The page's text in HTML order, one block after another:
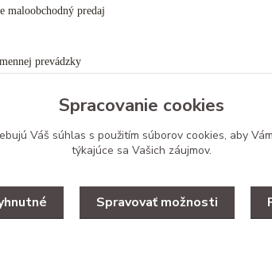
maloobchodný predaj
prevádzky
Spracovanie cookies
Váš súhlas s použitím súborov cookies, aby
týkajúce sa Vašich záujmov.
Spravovať možnosti